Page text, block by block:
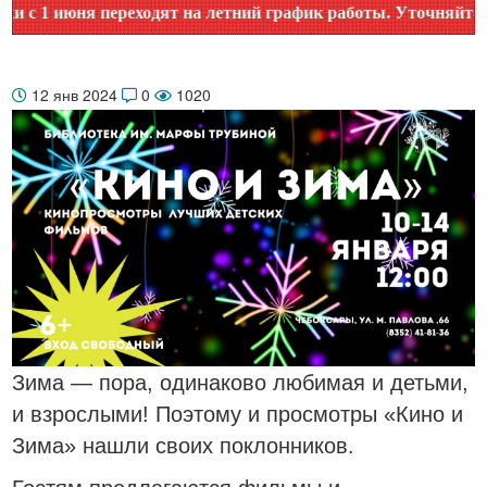
июня переходят на летний график работы. Уточняйте
12 янв 2024 0 1020
Зима — пора, одинаково любимая и детьми,
и взрослыми! Поэтому и просмотры «Кино и
Зима» нашли своих поклонников.